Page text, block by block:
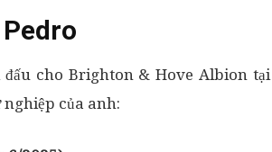
cho Brighton & Hove Albion tại
nghiệp của anh: